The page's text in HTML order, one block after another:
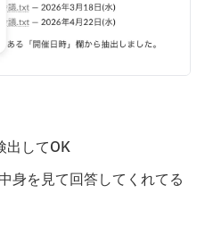
出してOK
身を見て回答してくれてる